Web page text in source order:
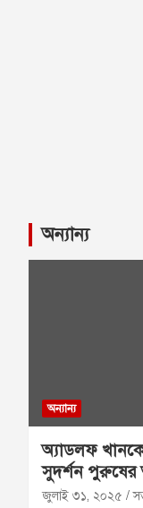
অন্যান্য
অন্যান্য
অ্যাডলফ
সুদর্শন পুরুষের
জুলাই ৩১, ২০২৫